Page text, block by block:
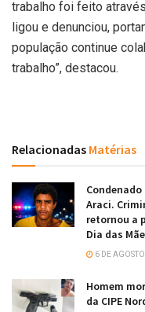
trabalho foi feito
ligou e denunciou,
população continue
trabalho”, destacou.
Relacionadas Matérias
Araci.
retornou a
Dia das
6 DE
Homem
da CIPE